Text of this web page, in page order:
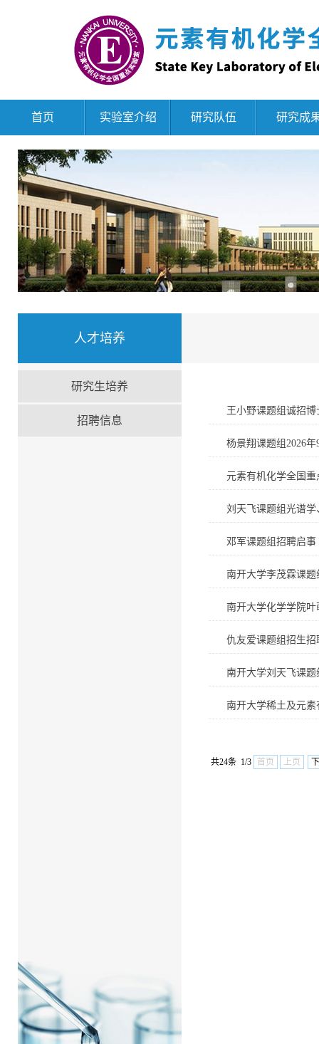
首页 实验室介绍 研究队伍 研究成
人才培养
研究生培养
招聘信息
王小野课题组诚招
杨景翔课题组2026
元素有机化学全国
刘天飞课题组光谱
邓军课题组招聘启事
南开大学李茂霖课
南开大学化学学院
仇友爱课题组招生招
南开大学刘天飞课
南开大学稀土及元
共24条 1/3 首页 上页